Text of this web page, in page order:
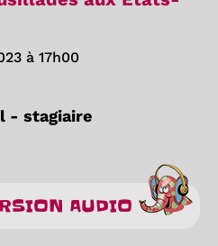
à 17h00
- stagiaire
AUDIO